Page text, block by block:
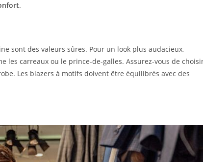
.
sont des valeurs sûres. Pour un look plus audacieux,
les carreaux ou le prince-de-galles. Assurez-vous de
Les blazers à motifs doivent être équilibrés avec des